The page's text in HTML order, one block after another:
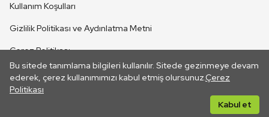
Bu sitede tanımlama bilgileri kullanılır. Sitede gezinmeye devam
ederek, çerez kullanımımızı kabul etmiş olursunuz.Çerez
Politikası
Kabul et
CANLI YAYINLAR
Kullanım Koşulları
Gizlilik Politikası ve Aydınlatma Metni
Çerez Politikası
İletişim
Her hakkı saklıdır. ©2026 TRT. Bağlantı yoluyla gidilen dış